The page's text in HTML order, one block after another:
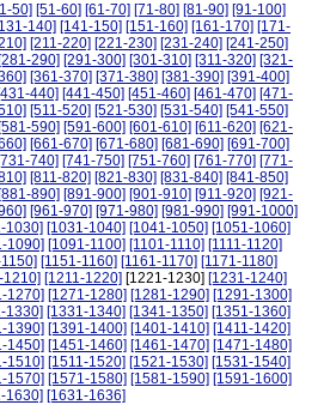
50] [51-60] [61-70] [71-80] [81-90] [91-100]
140] [141-150] [151-160] [161-170] [171-
[211-220] [221-230] [231-240] [241-250]
[281-290] [291-300] [301-310] [311-320] [321-
[361-370] [371-380] [381-390] [391-400]
440] [441-450] [451-460] [461-470] [471-
[511-520] [521-530] [531-540] [541-550]
[581-590] [591-600] [601-610] [611-620] [621-
[661-670] [671-680] [681-690] [691-700]
740] [741-750] [751-760] [761-770] [771-
[811-820] [821-830] [831-840] [841-850]
[881-890] [891-900] [901-910] [911-920] [921-
[961-970] [971-980] [981-990] [991-1000]
1030] [1031-1040] [1041-1050] [1051-1060]
1090] [1091-1100] [1101-1110] [1111-1120]
[1151-1160] [1161-1170] [1171-1180]
1210] [1211-1220] [1221-1230] [1231-1240]
1270] [1271-1280] [1281-1290] [1291-1300]
1330] [1331-1340] [1341-1350] [1351-1360]
1390] [1391-1400] [1401-1410] [1411-1420]
1450] [1451-1460] [1461-1470] [1471-1480]
1510] [1511-1520] [1521-1530] [1531-1540]
1570] [1571-1580] [1581-1590] [1591-1600]
1630] [1631-1636]